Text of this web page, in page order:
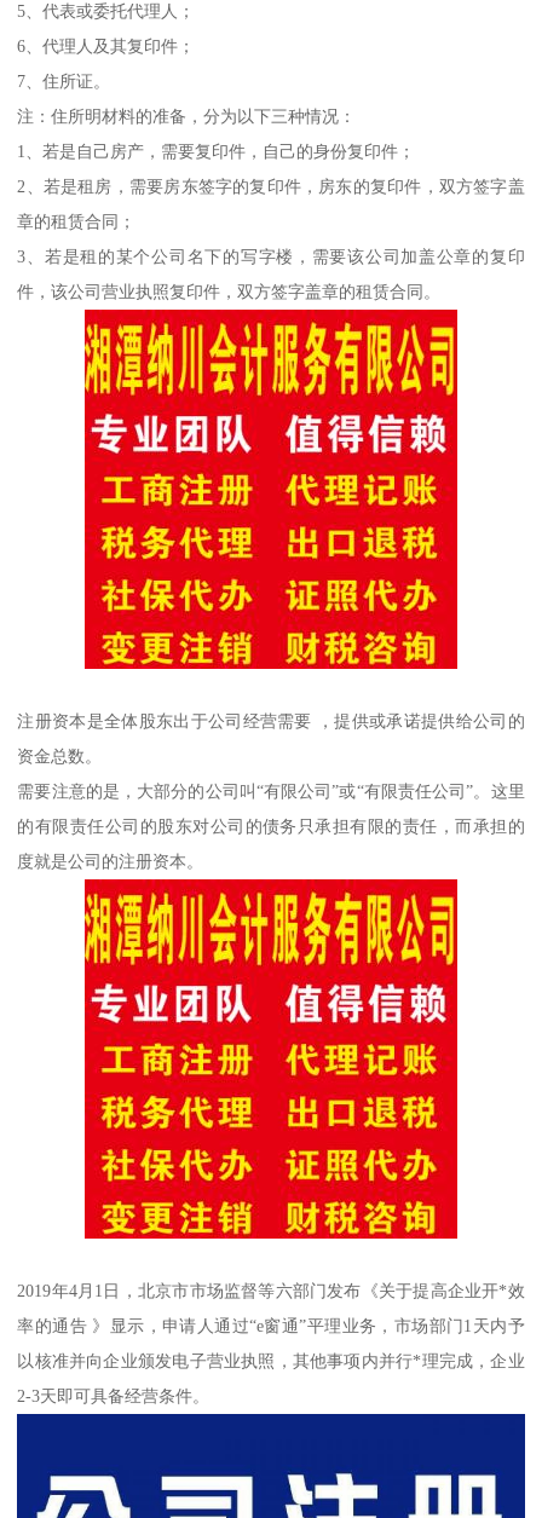
5、代表或委托代理人；
6、代理人及其复印件；
7、住所证。
注：住所明材料的准备，分为以下三种情况：
1、若是自己房产，需要复印件，自己的身份复印件；
2、若是租房，需要房东签字的复印件，房东的复印件，双方签字盖
章的租赁合同；
3、若是租的某个公司名下的写字楼，需要该公司加盖公章的复印
件，该公司营业执照复印件，双方签字盖章的租赁合同。
注册资本是全体股东出于公司经营需要 ，提供或承诺提供给公司的
资金总数。
需要注意的是，大部分的公司叫“有限公司”或“有限责任公司”。这里
的有限责任公司的股东对公司的债务只承担有限的责任，而承担的
度就是公司的注册资本。
2019年4月1日，北京市市场监督等六部门发布《关于提高企业开*效
率的通告 》显示，申请人通过“e窗通”平理业务，市场部门1天内予
以核准并向企业颁发电子营业执照，其他事项内并行*理完成，企业
2-3天即可具备经营条件。